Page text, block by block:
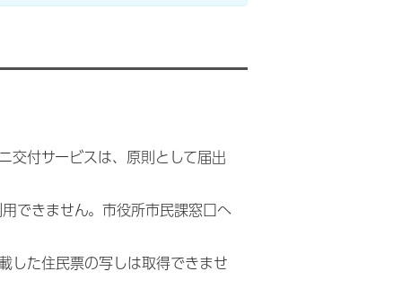
交付サービスは、原則として届出
できません。市役所市民課窓口へ
した住民票の写しは取得できませ